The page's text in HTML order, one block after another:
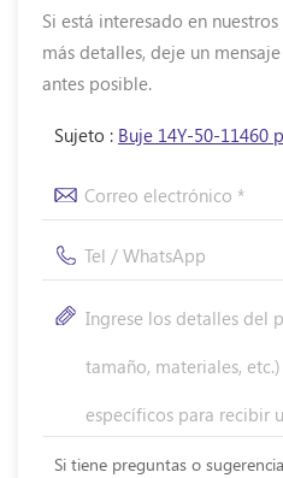
Si está interesado en
más detalles, deje un
antes posible.
Sujeto : Buje 14Y-50-11460
Si tiene preguntas o